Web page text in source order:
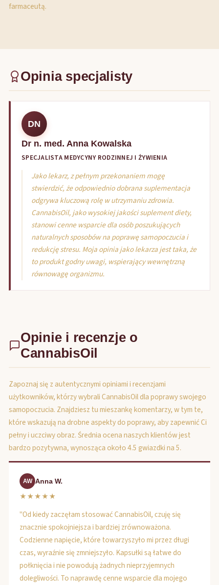
farmaceutą.
Opinia specjalisty
DN
Dr n. med. Anna Kowalska
SPECJALISTA MEDYCYNY RODZINNEJ I ŻYWIENIA
Jako lekarz, z pełnym przekonaniem mogę
stwierdzić, że odpowiednio dobrana suplementacja
odgrywa kluczową rolę w utrzymaniu zdrowia.
CannabisOil, jako wysokiej jakości suplement diety,
stanowi cenne wsparcie dla osób poszukujących
naturalnych sposobów na poprawę samopoczucia i
redukcję stresu. Moja opinia jako lekarza jest taka, że
to produkt godny uwagi, wspierający wewnętrzną
równowagę organizmu.
Opinie i recenzje o
CannabisOil
Zapoznaj się z autentycznymi opiniami i recenzjami
użytkowników, którzy wybrali CannabisOil dla poprawy swojego
samopoczucia. Znajdziesz tu mieszankę komentarzy, w tym te,
które wskazują na drobne aspekty do poprawy, aby zapewnić Ci
pełny i uczciwy obraz. Średnia ocena naszych klientów jest
bardzo pozytywna, wynosząca około 4.5 gwiazdki na 5.
AW Anna W.
★★★★★
"Od kiedy zaczęłam stosować CannabisOil, czuję się
znacznie spokojniejsza i bardziej zrównoważona.
Codzienne napięcie, które towarzyszyło mi przez długi
czas, wyraźnie się zmniejszyło. Kapsułki są łatwe do
połknięcia i nie powodują żadnych nieprzyjemnych
dolegliwości. To naprawdę cenne wsparcie dla mojego